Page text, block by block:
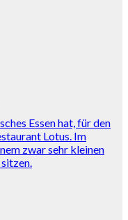
Essen hat, für den
Lotus. Im
zwar sehr kleinen